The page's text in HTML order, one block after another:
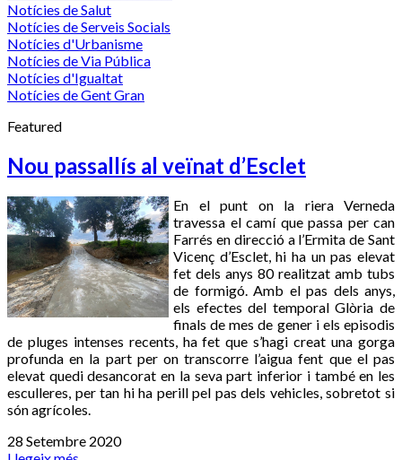
Notícies de Salut
Notícies de Serveis Socials
Notícies d'Urbanisme
Notícies de Via Pública
Notícies d'Igualtat
Notícies de Gent Gran
Featured
Nou passallís al veïnat d’Esclet
En el punt on la riera Verneda
travessa el camí que passa per can
Farrés en direcció a l’Ermita de Sant
Vicenç d’Esclet, hi ha un pas elevat
fet dels anys 80 realitzat amb tubs
de formigó. Amb el pas dels anys,
els efectes del temporal Glòria de
finals de mes de gener i els episodis
de pluges intenses recents, ha fet que s’hagi creat una gorga
profunda en la part per on transcorre l’aigua fent que el pas
elevat quedi desancorat en la seva part inferior i també en les
esculleres, per tan hi ha perill pel pas dels vehicles, sobretot si
són agrícoles.
28 Setembre 2020